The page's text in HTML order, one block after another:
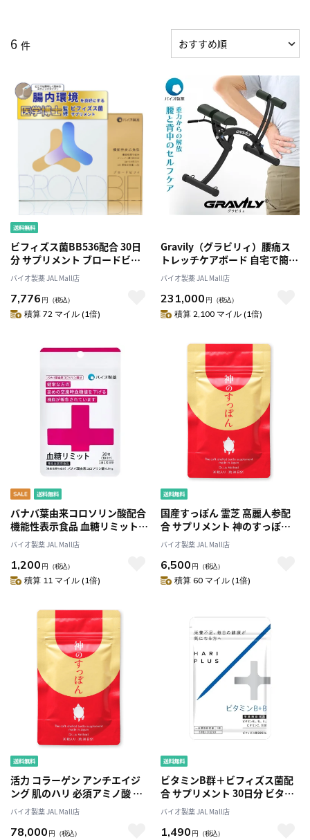
6 件
ビフィズス菌BB536配合 30日
分 サプリメント ブロードビフ
ィ 腸内フローラサポート 腸活
健康補助食 国内製造 バイオ製
薬
バイオ製薬 JAL Mall店
7,776 円 （税込）
積算 72 マイル (1倍)
Gravily（グラビリィ）腰痛ス
トレッチケアボード 自宅で簡単
ストレッチ 腰の違和感・緊張対
策 運動不足
バイオ製薬 JAL Mall店
231,000 円 （税込）
積算 2,100 マイル (1倍)
バナバ葉由来コロソリン酸配合
機能性表示食品 血糖リミット
30日分 空腹時血糖値を下げる
サプリメント 国内製造 バイオ
製薬
バイオ製薬 JAL Mall店
1,200 円 （税込）
積算 11 マイル (1倍)
国産すっぽん 霊芝 高麗人参配
合 サプリメント 神のすっぽん
30日分 美・活力・健康サポート
国内製造 バイオ製薬
バイオ製薬 JAL Mall店
6,500 円 （税込）
積算 60 マイル (1倍)
活力 コラーゲン アンチエイジ
ング 肌のハリ 必須アミノ酸 ビ
タミン ミネラル 神のすっぽん
360日分 12袋 医学博士劉勇 日
本製
バイオ製薬 JAL Mall店
78,000 円 （税込）
ビタミンB群＋ビフィズス菌配
合 サプリメント 30日分 ビタミ
ンB＋ビフィズス菌 腸内環境と
栄養バランスを整える 健康サポ
ート 国内製造 バイオ製薬
バイオ製薬 JAL Mall店
1,490 円 （税込）